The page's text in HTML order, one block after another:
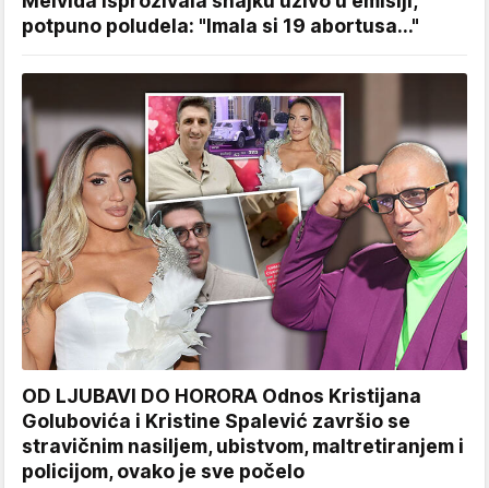
potpuno poludela: "Imala si 19 abortusa..."
OD LJUBAVI DO HORORA Odnos Kristijana
Golubovića i Kristine Spalević završio se
stravičnim nasiljem, ubistvom, maltretiranjem i
policijom, ovako je sve počelo